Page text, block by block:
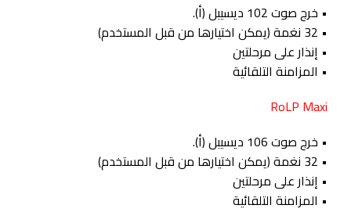
• خرج صوت 102 ديسيبل (أ).
• 32 نغمة (يمكن اختيارها من قبل المستخدم)
• إنذار على مرحلتين
• المزامنة التلقائية
RoLP Maxi
• خرج صوت 106 ديسيبل (أ).
• 32 نغمة (يمكن اختيارها من قبل المستخدم)
• إنذار على مرحلتين
• المزامنة التلقائية